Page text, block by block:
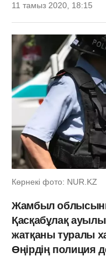
11 тамыз 2020, 18:15
Көрнекі фото: NUR.KZ
Жамбыл
Қасқабұлақ
жатқаны туралы
Өңірдің полиция